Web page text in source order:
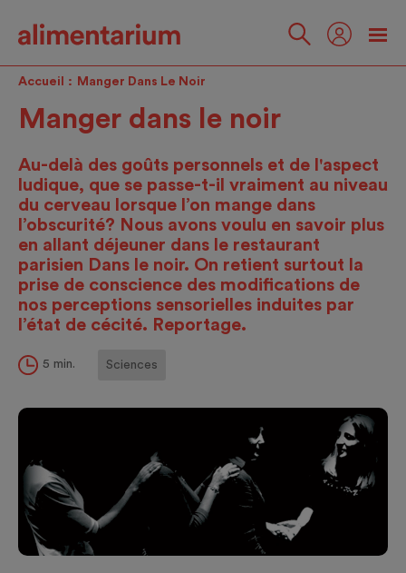
content
Suivez-
nous
Accueil Manger Dans Le Noir
Manger dans le noir
Au-delà des goûts personnels et de l'aspect
ludique, que se passe-t-il vraiment au niveau
du cerveau lorsque l’on mange dans
l’obscurité? Nous avons voulu en savoir plus
en allant déjeuner dans le restaurant
parisien Dans le noir. On retient surtout la
prise de conscience des modifications de
nos perceptions sensorielles induites par
l’état de cécité. Reportage.
5 min. Sciences